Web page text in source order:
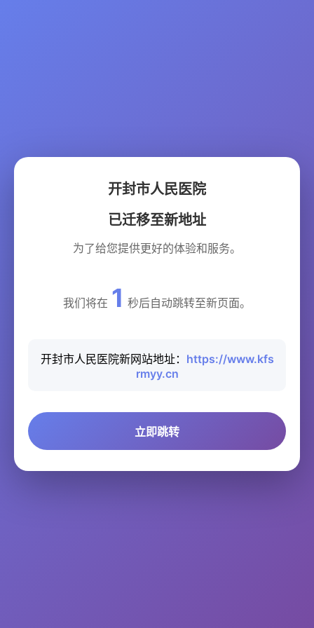
开封市人民医院
已迁移至新地址
为了给您提供更好的体验和服务。
我们将在 1 秒后自动跳转至新页面。
开封市人民医院新网站地址： https://www.kfs
rmyy.cn
立即跳转